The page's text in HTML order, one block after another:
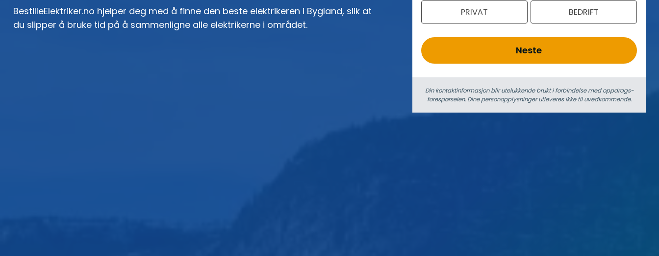
BestilleElektriker.no hjelper deg med å finne den beste elektrikeren i Bygland, slik at
du slipper å bruke tid på å sammenligne alle elektrikerne i området.
PRIVAT BEDRIFT
Neste
Din kontaktinformasjon blir utelukkende brukt i forbindelse med oppdrags­
forespørselen. Dine person­­opplysninger utleveres ikke til uvedkommende.